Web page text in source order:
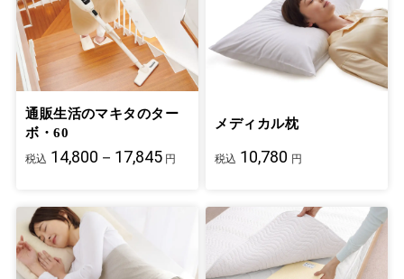
通販生活のマキタのター
ボ・60
税込 14,800－17,845 円
メディカル枕
税込 10,780 円